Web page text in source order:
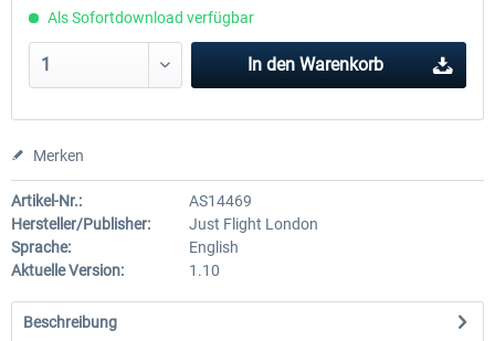
Als Sofortdownload verfügbar
In den Warenkorb
Merken
Artikel-Nr.:
AS14469
Hersteller/Publisher:
Just Flight London
Sprache:
English
Aktuelle Version:
1.10
Beschreibung